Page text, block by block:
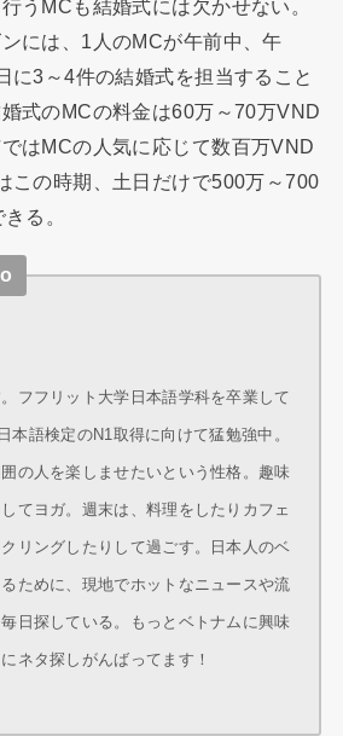
うMCも結婚式には欠かせない。
には、1人のMCが午前中、午
に3～4件の結婚式を担当すること
式のMCの料金は60万～70万VND
はMCの人気に応じて数百万VND
この時期、土日だけで500万～700
る。
フフリット大学日本語学科を卒業して
本語検定のN1取得に向けて猛勉強中。
の人を楽しませたいという性格。趣味
てヨガ。週末は、料理をしたりカフェ
リングしたりして過ごす。日本人のベ
ために、現地でホットなニュースや流
日探している。もっとベトナムに興味
ネタ探しがんばってます！